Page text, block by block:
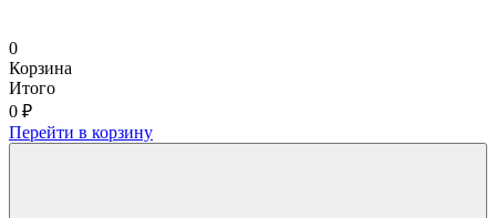
0
Корзина
Итого
0 ₽
Перейти в корзину